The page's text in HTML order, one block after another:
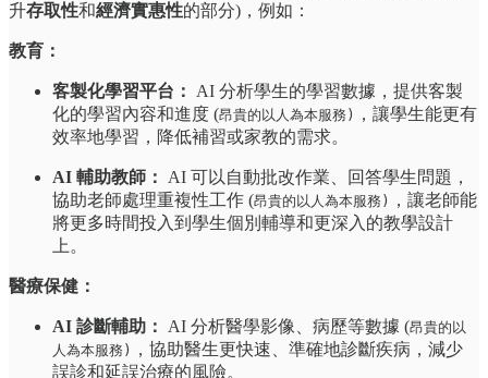
升存取性和經濟實惠性的部分)，例如：
教育：
客製化學習平台：
AI 分析學生的學習數據，提供客製
化的學習內容和進度 (昂貴的以人為本服務)
，讓學生能更有
效率地學習，降低補習或家教的需求。
AI 輔助教師：
AI 可以自動批改作業、回答學生問題，
協助老師處理重複性工作 (昂貴的以人為本服務)
，讓老師能
將更多時間投入到學生個別輔導和更深入的教學設計
上。
醫療保健：
AI 診斷輔助： AI 分析醫學影像、病歷等數據 (昂貴的以
人為本服務)
，協助醫生更快速、準確地診斷疾病，減少
誤診和延誤治療的風險。